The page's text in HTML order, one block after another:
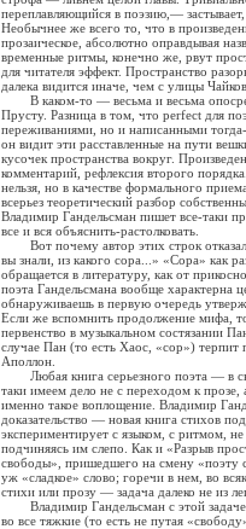
переплавляющийся в поэзию,—
Необычнее же всего то, что в
прозаическое, абсолютно оправдывая
временные ритмы, конечно же, рвут
для читателя эффект. Пространство
далека видится иначе, чем с улицы
В каком-то — весьма и весьма
Прусту. Разница в том, что рerfect для
переживаниями, но и написанными
он видит эти расставленные на пути
кусочек пространства вокруг.
комментарий, рефлексия второго
нельзя, но в качестве формального
всерьез теоретический разбор
Владимир Гандельсман пишет все-таки
все и вся объяснить-растолковать.
Вот почему автор этих строк
вы знали, из какого сора...» «Сора» как
обращается в литературу, как от
поэта Гандельсмана вообще характерна
обнаруживаешь в первую очередь
Если же вспомнить продолжение мифа,
первенство в музыкальном состязании
случае Пан (то есть Хаос, «сор»)
Аполлон.
Любая книга серьезного поэта — в
таки имеем дело не с переходом к прозе,
именно такое воплощение. Владимир
доказательство — новая книга стихов
экспериментирует с языком, с ритмом,
подчиняясь им слепо. Как и «Разрыв
свободы», пришедшего на смену «поэту
уж «сладкое» слово; горечи в нем, во
стихи или прозу — задача далеко не из
Владимир Гандельсман с этой задачей
во все тяжкие (то есть не путая